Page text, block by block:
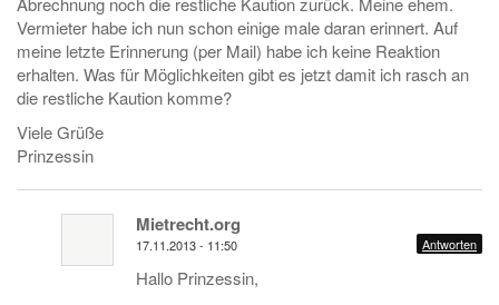
Vermieter habe ich nun schon einige male daran erinnert. Auf
meine letzte Erinnerung (per Mail) habe ich keine Reaktion
erhalten. Was für Möglichkeiten gibt es jetzt damit ich rasch an
die restliche Kaution komme?
Viele Grüße
Prinzessin
Mietrecht.org
17.11.2013 - 11:50 Antworten
Hallo Prinzessin,